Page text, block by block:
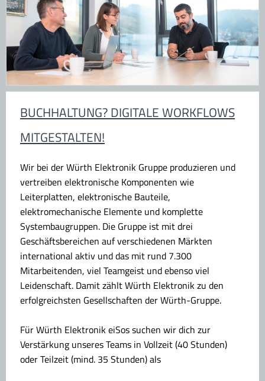
BUCHHALTUNG? DIGITALE WORKFLOWS
MITGESTALTEN!
Wir bei der Würth Elektronik Gruppe produzieren und
vertreiben elektronische Komponenten wie
Leiterplatten, elektronische Bauteile,
elektromechanische Elemente und komplette
Systembaugruppen. Die Gruppe ist mit drei
Geschäftsbereichen auf verschiedenen Märkten
international aktiv und das mit rund 7.300
Mitarbeitenden, viel Teamgeist und ebenso viel
Leidenschaft. Damit zählt Würth Elektronik zu den
erfolgreichsten Gesellschaften der Würth-Gruppe.
Für Würth Elektronik eiSos suchen wir dich zur
Verstärkung unseres Teams in Vollzeit (40 Stunden)
oder Teilzeit (mind. 35 Stunden) als